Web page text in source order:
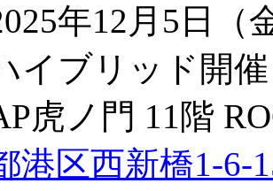
年12月5日（
イブリッド開催
虎ノ門 11階
港区西新橋1-6-